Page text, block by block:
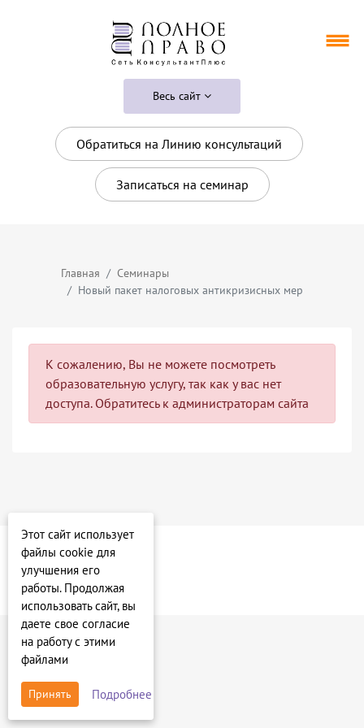
Весь сайт
Обратиться на Линию консультаций
Записаться на семинар
Главная
Семинары
Новый пакет налоговых антикризисных мер
К сожалению, Вы не можете посмотреть
образовательную услугу, так как у вас нет
доступа. Обратитесь к администраторам сайта
Этот сайт использует
файлы cookie для
улучшения его
работы. Продолжая
использовать сайт, вы
даете свое согласие
на работу с этими
файлами
Принять Подробнее